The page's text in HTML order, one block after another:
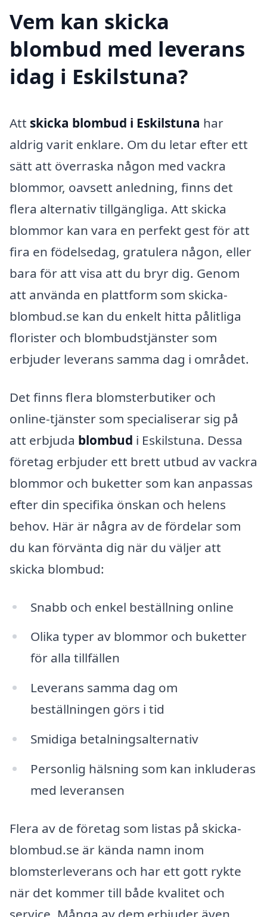
Vem kan skicka
blombud med leverans
idag i Eskilstuna?
Att skicka blombud i Eskilstuna har
aldrig varit enklare. Om du letar efter ett
sätt att överraska någon med vackra
blommor, oavsett anledning, finns det
flera alternativ tillgängliga. Att skicka
blommor kan vara en perfekt gest för att
fira en födelsedag, gratulera någon, eller
bara för att visa att du bryr dig. Genom
att använda en plattform som skicka-
blombud.se kan du enkelt hitta pålitliga
florister och blombudstjänster som
erbjuder leverans samma dag i området.
Det finns flera blomsterbutiker och
online-tjänster som specialiserar sig på
att erbjuda blombud i Eskilstuna. Dessa
företag erbjuder ett brett utbud av vackra
blommor och buketter som kan anpassas
efter din specifika önskan och helens
behov. Här är några av de fördelar som
du kan förvänta dig när du väljer att
skicka blombud:
Snabb och enkel beställning online
Olika typer av blommor och buketter
för alla tillfällen
Leverans samma dag om
beställningen görs i tid
Smidiga betalningsalternativ
Personlig hälsning som kan inkluderas
med leveransen
Flera av de företag som listas på skicka-
blombud.se är kända namn inom
blomsterleverans och har ett gott rykte
när det kommer till både kvalitet och